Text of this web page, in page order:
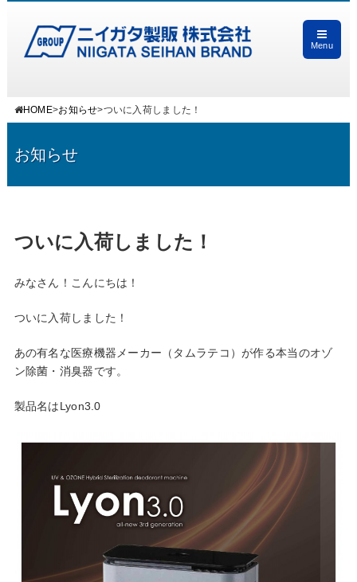
Menu
HOME>お知らせ>ついに入荷しました！
お知らせ
ついに入荷しました！
みなさん！こんにちは！
ついに入荷しました！
あの有名な医療機器メーカー（タムラテコ）が作る本当のオゾ
ン除菌・消臭器です。
製品名はLyon3.0